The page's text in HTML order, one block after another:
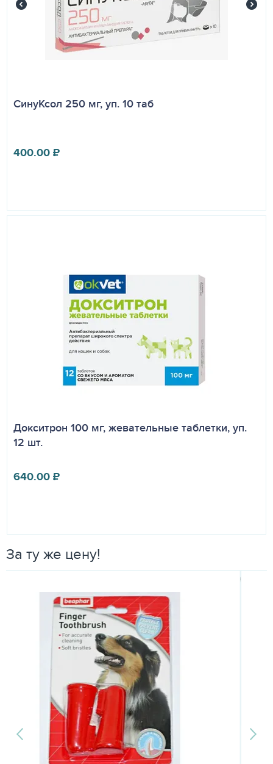
СинуКсол 250 мг, уп. 10 таб
400.00₽
Докситрон 100 мг, жевательные таблетки, уп.
12 шт.
640.00₽
За ту же цену!